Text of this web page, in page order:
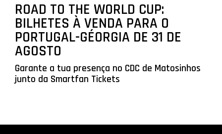
ROAD TO THE WORLD CUP:
BILHETES À VENDA PARA O
PORTUGAL-GÉORGIA DE 31 DE
AGOSTO
Garante a tua presença no CDC de Matosinhos
junto da Smartfan Tickets